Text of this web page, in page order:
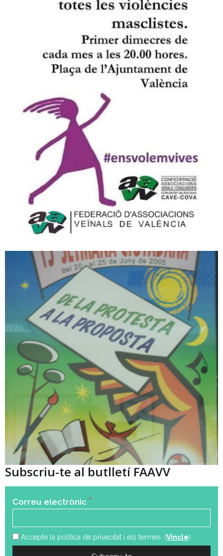
Subscriu-te al butlletí FAAVV
Correu electrònic *
Accepte la política de privacitat i els termes. (Vincle)